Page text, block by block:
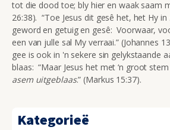
tot die dood toe; bly hier en waak saam
26:38). “Toe Jesus dit gesê het, het Hy in
geword en getuig en gesê: Voorwaar,
een van julle sal My verraai.” (Johannes
gee is ook in 'n sekere sin gelykstaande
blaas: “Maar Jesus het met ‘n groot
asem uitgeblaas.” (Markus 15:37).
Kategorieë